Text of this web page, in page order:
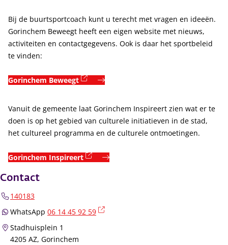
Bij de buurtsportcoach kunt u terecht met vragen en ideeën.
Gorinchem Beweegt heeft een eigen website met nieuws,
activiteiten en contactgegevens. Ook is daar het sportbeleid
te vinden:
Gorinchem Beweegt (externe link)
Vanuit de gemeente laat Gorinchem Inspireert zien wat er te
doen is op het gebied van culturele initiatieven in de stad,
het cultureel programma en de culturele ontmoetingen.
Gorinchem Inspireert (externe link)
Contact
140183
WhatsApp 06 14 45 92 59
Stadhuisplein 1
4205 AZ, Gorinchem